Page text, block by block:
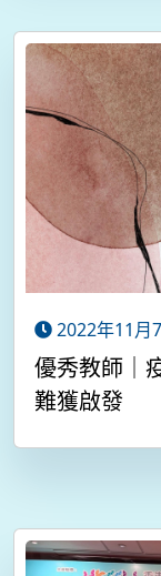
2022年11月
優秀教師｜
難獲啟發